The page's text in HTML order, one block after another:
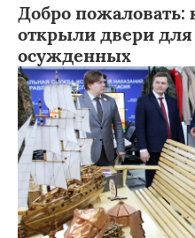
Добро пожаловать:
открыли двери
осужденных